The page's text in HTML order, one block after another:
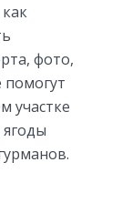
фото,
помогут
участке